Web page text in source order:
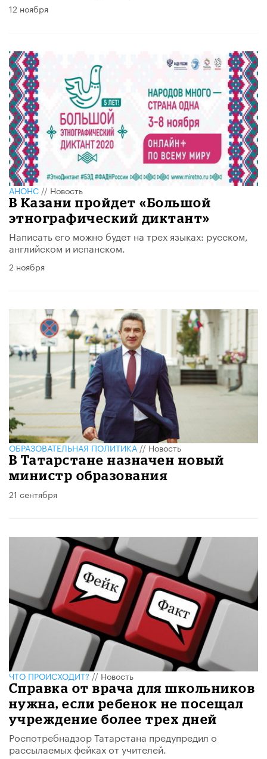
12 ноября
АНОНС // Новость
В Казани пройдет «Большой
этнографический диктант»
Написать его можно будет на трех языках: русском,
английском и испанском.
2 ноября
ОБРАЗОВАТЕЛЬНАЯ ПОЛИТИКА//Новость
В Татарстане назначен новый
министр образования
21 сентября
ЧТО ПРОИСХОДИТ?//Новость
Справка от врача для школьников
нужна, если ребенок не посещал
учреждение более трех дней
Роспотребнадзор Татарстана предупредил о
рассылаемых фейках от учителей.